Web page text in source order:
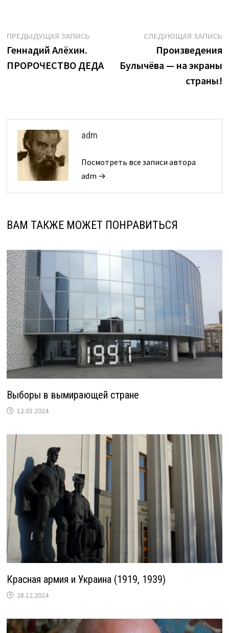
Навигация
по
ПРЕДЫДУЩАЯ ЗАПИСЬПредыдущая
Геннадий Алёхин.
ПРОРОЧЕСТВО ДЕДА
СЛЕДУЮЩАЯ ЗАПИСЬ
Произведения
Булычёва — на экраны
страны!
adm
Посмотреть все записи автора
adm →
ВАМ ТАКЖЕ МОЖЕТ ПОНРАВИТЬСЯ
Выборы в вымирающей стране
12.03.2024
Красная армия и Украина (1919, 1939)
28.12.2024